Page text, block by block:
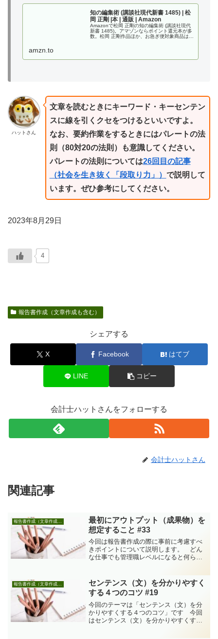
知の編集術 (講談社現代新書 1485) | 松
岡 正剛 |本 | 通販 | Amazon
Amazonで松岡 正剛の知の編集術 (講談社現代
新書 1485)。アマゾンならポイント還元本が多
数。松岡 正剛作品ほか、お急ぎ便対象商品は当
amzn.to
ハットさん
文章を読むときにキーワード・キーセンテン
スに線を引くクセをつけるといいですよ。
なお、要約作業をするときにはパレートの法
則（80対20の法則）も意識してください。
パレートの法則については26回目の記事
（社会を生き抜く「段取り力」） で説明して
います。ぜひ参考にしてください。
2023年8月29日
4
報告書作成（文章作成も含む）
シェアする
X Facebook はてブ
LINE コピー
会計士ハットさんをフォローする
会計士ハットさん
関連記事
報告書作成（文章作成も含む）
最初にアウトプット（成果物）を
想定すること #33
今回は報告書作成の際に事前に考慮すべ
きポイントについて説明します。 どん
な仕事でも管理職レベルになると何らか
を調査して役員会で報告するように」と
か、事業部長から「部長会...
報告書作成（文章作成も含む）
センテンス（文）を分かりやすく
する４つのコツ #19
今回のテーマは「センテンス（文）を分
かりやすくする４つのコツ」です 今回
はセンテンス（文）を分かりやすくする